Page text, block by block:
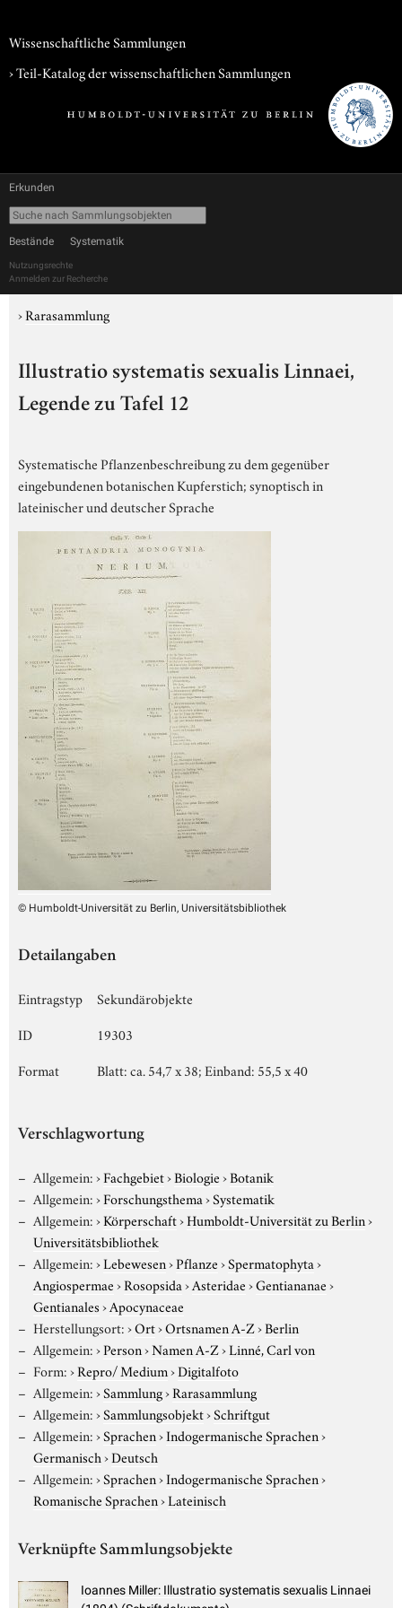
Wissenschaftliche Sammlungen
› Teil-Katalog der wissenschaftlichen Sammlungen
Erkunden
Bestände Systematik
Nutzungsrechte
Anmelden zur Recherche
›Rarasammlung
Illustratio systematis sexualis Linnaei,
Legende zu Tafel 12
Systematische Pflanzenbeschreibung zu dem gegenüber
eingebundenen botanischen Kupferstich; synoptisch in
lateinischer und deutscher Sprache
© Humboldt-Universität zu Berlin, Universitätsbibliothek
Detailangaben
Eintragstyp
Sekundärobjekte
ID
19303
Format
Blatt: ca. 54,7 x 38; Einband: 55,5 x 40
Verschlagwortung
Allgemein:›Fachgebiet›Biologie›Botanik
Allgemein:›Forschungsthema›Systematik
Allgemein:›Körperschaft›Humboldt-Universität zu Berlin›
Universitätsbibliothek
Allgemein:›Lebewesen›Pflanze›Spermatophyta›
Angiospermae›Rosopsida›Asteridae›Gentiananae›
Gentianales›Apocynaceae
Herstellungsort:›Ort›Ortsnamen A-Z›Berlin
Allgemein:›Person›Namen A-Z›Linné, Carl von
Form:›Repro/ Medium›Digitalfoto
Allgemein:›Sammlung›Rarasammlung
Allgemein:›Sammlungsobjekt›Schriftgut
Allgemein:›Sprachen›Indogermanische Sprachen›
Germanisch›Deutsch
Allgemein:›Sprachen›Indogermanische Sprachen›
Romanische Sprachen›Lateinisch
Verknüpfte Sammlungsobjekte
Ioannes Miller: Illustratio systematis sexualis Linnaei